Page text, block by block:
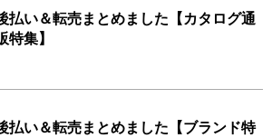
払い＆転売まとめました【カタログ通
特集】
払い＆転売まとめました【ブランド特